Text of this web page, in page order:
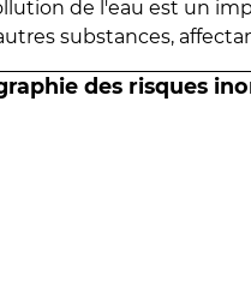
de l'eau est un
substances,
des risques